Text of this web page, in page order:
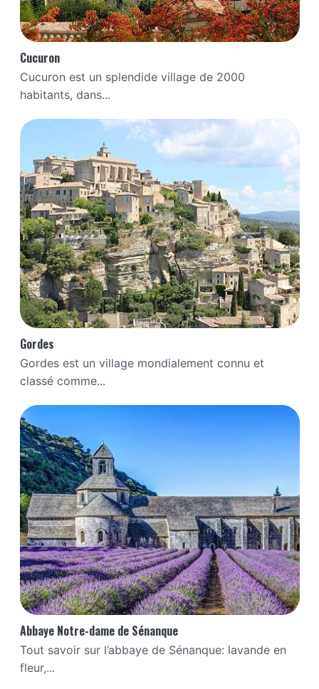
Cucuron
Cucuron est un splendide village de 2000
habitants, dans...
Gordes
Gordes est un village mondialement connu et
classé comme...
Abbaye Notre-dame de Sénanque
Tout savoir sur l’abbaye de Sénanque: lavande en
fleur,...